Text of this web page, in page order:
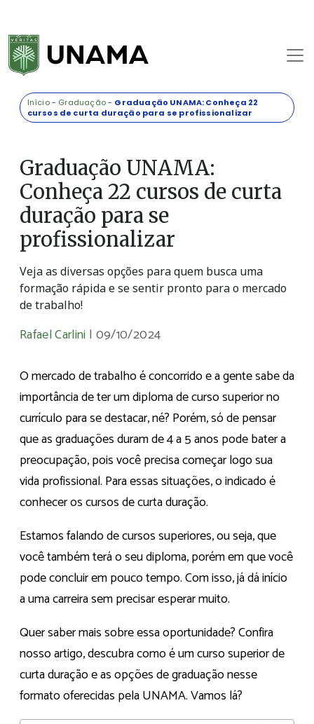
Início- Graduação- Graduação UNAMA: Conheça 22
cursos de curta duração para se profissionalizar
Graduação UNAMA:
Conheça 22 cursos de curta
duração para se
profissionalizar
Veja as diversas opções para quem busca uma
formação rápida e se sentir pronto para o mercado
de trabalho!
Rafael Carlini | 09/10/2024
O mercado de trabalho é concorrido e a gente sabe da
importância de ter um diploma de curso superior no
currículo para se destacar, né? Porém, só de pensar
que as graduações duram de 4 a 5 anos pode bater a
preocupação, pois você precisa começar logo sua
vida profissional. Para essas situações, o indicado é
conhecer os cursos de curta duração.
Estamos falando de cursos superiores, ou seja, que
você também terá o seu diploma, porém em que você
pode concluir em pouco tempo. Com isso, já dá início
a uma carreira sem precisar esperar muito.
Quer saber mais sobre essa oportunidade? Confira
nosso artigo, descubra como é um curso superior de
curta duração e as opções de graduação nesse
formato oferecidas pela UNAMA. Vamos lá?